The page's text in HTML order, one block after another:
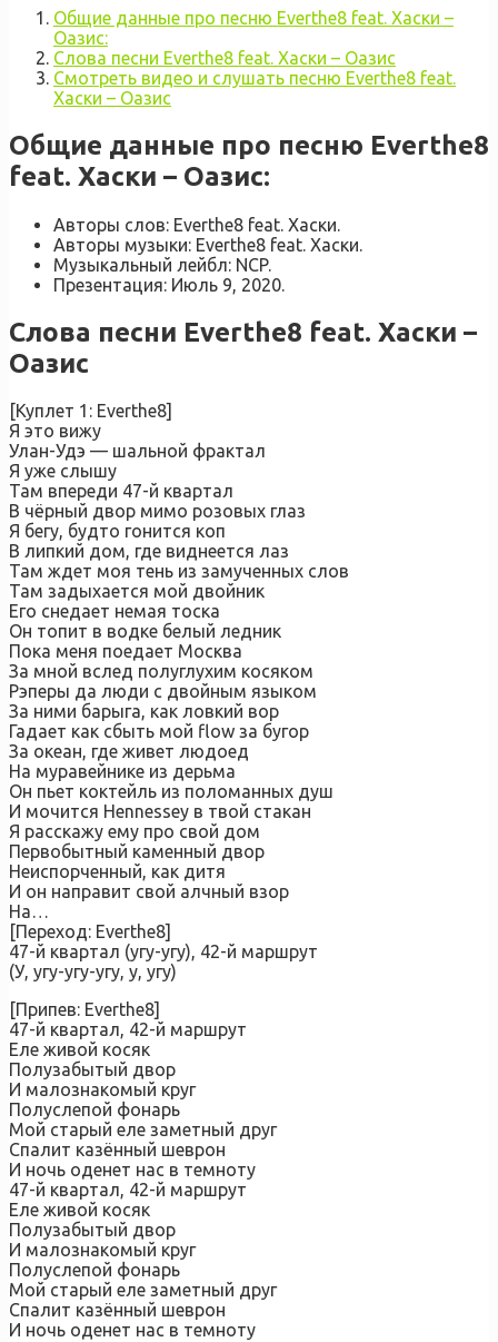
Общие данные про песню Everthe8 feat. Хаски –
Оазис:
Слова песни Everthe8 feat. Хаски – Оазис
Смотреть видео и слушать песню Everthe8 feat.
Хаски – Оазис
Общие данные про песню Everthe8
feat. Хаски – Оазис:
Авторы слов: Everthe8 feat. Хаски.
Авторы музыки: Everthe8 feat. Хаски.
Музыкальный лейбл: NCP.
Презентация: Июль 9, 2020.
Слова песни Everthe8 feat. Хаски –
Оазис
[Куплет 1: Everthe8]
Я это вижу
Улан-Удэ — шальной фрактал
Я уже слышу
Там впереди 47-й квартал
В чёрный двор мимо розовых глаз
Я бегу, будто гонится коп
В липкий дом, где виднеется лаз
Там ждет моя тень из замученных слов
Там задыхается мой двойник
Его снедает немая тоска
Он топит в водке белый ледник
Пока меня поедает Москва
За мной вслед полуглухим косяком
Рэперы да люди с двойным языком
За ними барыга, как ловкий вор
Гадает как сбыть мой flow за бугор
За океан, где живет людоед
На муравейнике из дерьма
Он пьет коктейль из поломанных душ
И мочится Hennessey в твой стакан
Я расскажу ему про свой дом
Первобытный каменный двор
Неиспорченный, как дитя
И он направит свой алчный взор
На…
[Переход: Everthe8]
47-й квартал (угу-угу), 42-й маршрут
(У, угу-угу-угу, у, угу)
[Припев: Everthe8]
47-й квартал, 42-й маршрут
Еле живой косяк
Полузабытый двор
И малознакомый круг
Полуслепой фонарь
Мой старый еле заметный друг
Спалит казённый шеврон
И ночь оденет нас в темноту
47-й квартал, 42-й маршрут
Еле живой косяк
Полузабытый двор
И малознакомый круг
Полуслепой фонарь
Мой старый еле заметный друг
Спалит казённый шеврон
И ночь оденет нас в темноту